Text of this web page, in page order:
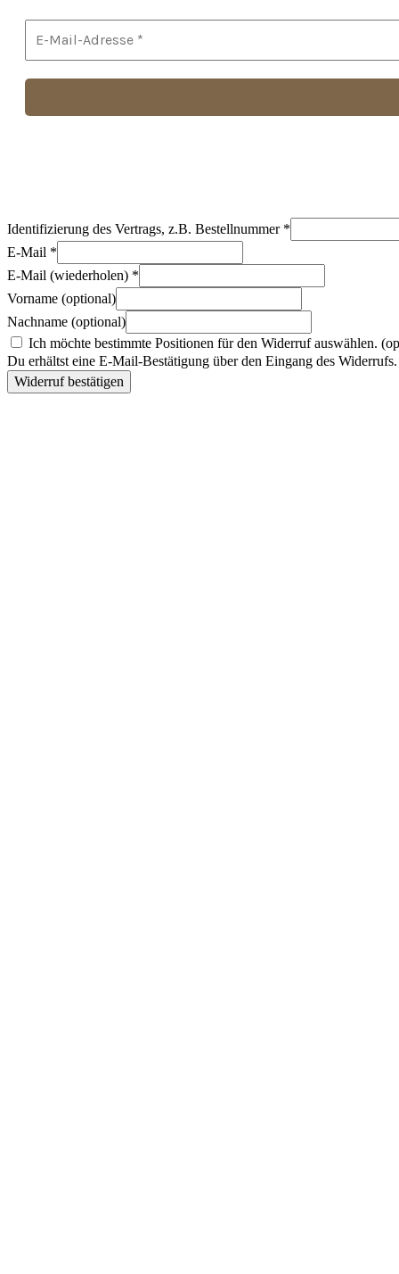
Identifizierung des Vertrags, z.B. Bestellnummer *
E-Mail *
E-Mail (wiederholen) *
Vorname (optional)
Nachname (optional)
Ich möchte bestimmte Positionen für den Widerruf auswählen.
Du erhältst eine E-Mail-Bestätigung über den Eingang des
Widerruf bestätigen